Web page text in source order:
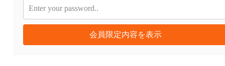
会員限定内容を表示